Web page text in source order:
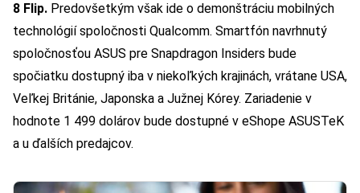
8 Flip. Predovšetkým však ide o demonštráciu mobilných
technológií spoločnosti Qualcomm. Smartfón navrhnutý
spoločnosťou ASUS pre Snapdragon Insiders bude
spočiatku dostupný iba v niekoľkých krajinách, vrátane USA,
Veľkej Británie, Japonska a Južnej Kórey. Zariadenie v
hodnote 1 499 dolárov bude dostupné v eShope ASUSTeK
a u ďalších predajcov.